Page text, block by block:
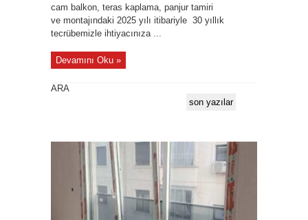
cam balkon, teras kaplama, panjur tamiri
ve montajındaki 2025 yılı itibariyle 30 yıllık
tecrübemizle ihtiyacınıza ...
Devamını Oku »
ARA
son yazılar